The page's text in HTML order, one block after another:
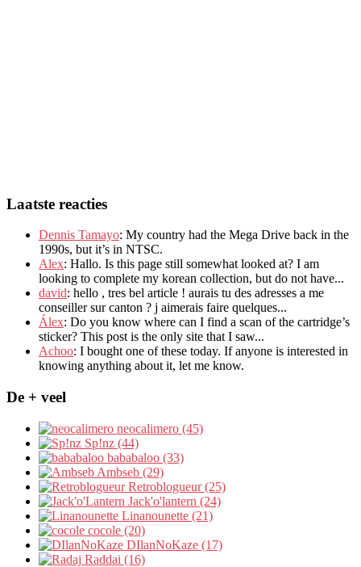
Laatste reacties
Dennis Tamayo: My country had the Mega Drive back in the
1990s, but it’s in NTSC.
Alex: Hallo. Is this page still somewhat looked at? I am
looking to complete my korean collection, but do not have...
david: hello , tres bel article ! aurais tu des adresses a me
conseiller sur canton ? j aimerais faire quelques...
Álex: Do you know where can I find a scan of the cartridge’s
sticker? This post is the only site that I saw...
Achoo: I bought one of these today. If anyone is interested in
knowing anything about it, let me know.
De + veel
neocalimero (45)
Sp!nz (44)
bababaloo (33)
Ambseb (29)
Retroblogueur (25)
Jack'o'lantern (24)
Linanounette (21)
cocole (20)
DIlanNoKaze (17)
Raddai (16)